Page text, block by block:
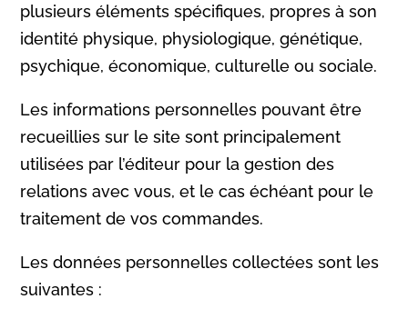
plusieurs éléments spécifiques, propres à son
identité physique, physiologique, génétique,
psychique, économique, culturelle ou sociale.
Les informations personnelles pouvant être
recueillies sur le site sont principalement
utilisées par l’éditeur pour la gestion des
relations avec vous, et le cas échéant pour le
traitement de vos commandes.
Les données personnelles collectées sont les
suivantes :